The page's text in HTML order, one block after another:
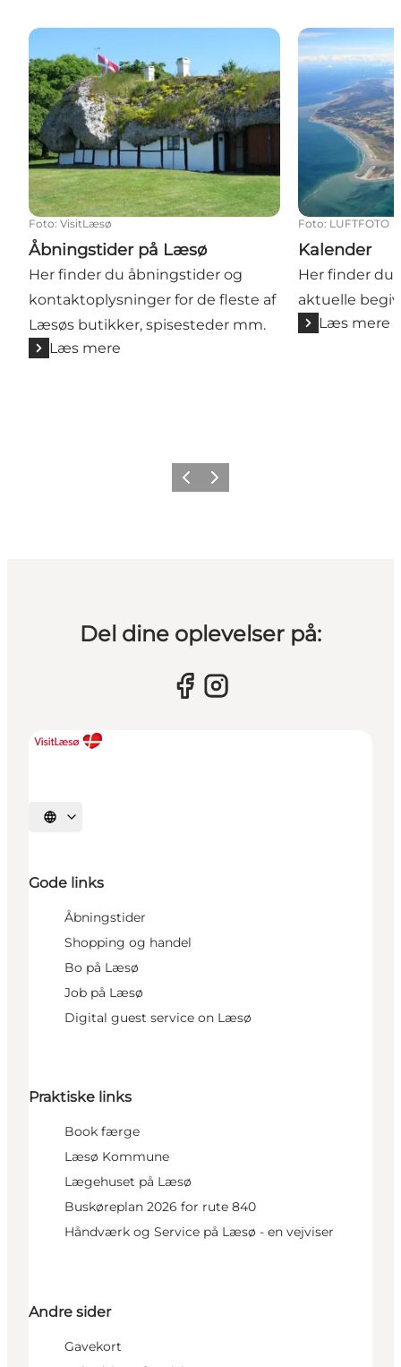
Åbningstider på Læsø
Foto: VisitLæsø
Åbningstider på Læsø
Her finder du åbningstider og
kontaktoplysninger for de fleste af
Læsøs butikker, spisesteder mm.
Læs mere
Kalender
Foto: LUFTFOTO
Kalender
Her finder du
aktuelle
Læs mere
Forrige billede
Næste billede
Del dine oplevelser på:
Vælg sprog
Gode links
Åbningstider
Shopping og handel
Bo på Læsø
Job på Læsø
Digital guest service on Læsø
Praktiske links
Book færge
Læsø Kommune
Lægehuset på Læsø
Buskøreplan 2026 for rute 840
Håndværk og Service på Læsø - en vejviser
Andre sider
Gavekort